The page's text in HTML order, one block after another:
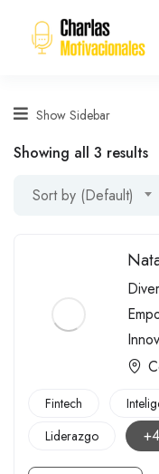
Show Sidebar
Showing all 3 results
Sort by (Default)
Fintech
Liderazgo
+4